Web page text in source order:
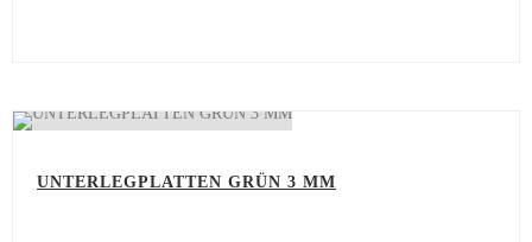
UNTERLEGPLATTEN GRÜN 3 MM